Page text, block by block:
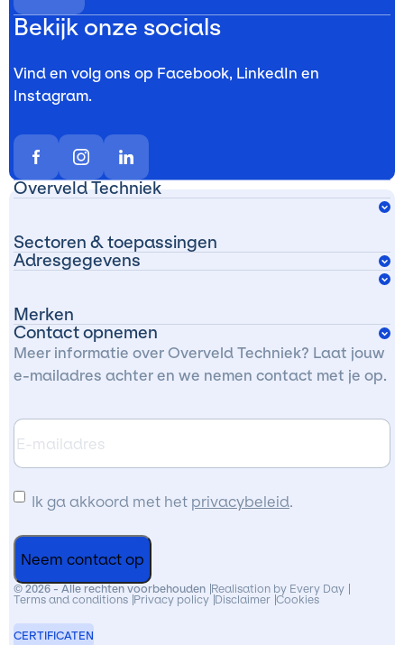
Bekijk onze socials
Vind en volg ons op Facebook, LinkedIn en
Instagram.
Overveld Techniek
Producten
Werken bij
Sectoren & toepassingen
Algemene machinebouw
Verpakkingsindustrie
Voedingsmiddelenindustrie
Transport en logistiek
Agrarische sector
Energie en waterbeheer
Industrie/ Productiebedrijven
Zeevaart en maritieme sector
Motorsport sector
Adresgegevens
4631 SN Hoogerheide
Merken
ASK Lagertechniek
Challenge
Clean-Geartech
Delta
Donghua
ELK Motor
KIS lagertechniek
Varvel
Contact opnemen
Meer informatie over Overveld Techniek? Laat jouw
e-mailadres achter en we nemen contact met je op.
E-
mailadres
Ik
ga
akkoord
met
de
Ik ga akkoord met het privacybeleid.
© 2026 - Alle rechten voorbehouden Realisation by Every Day
Terms and conditions Privacy policy Disclaimer Cookies
CERTIFICATEN